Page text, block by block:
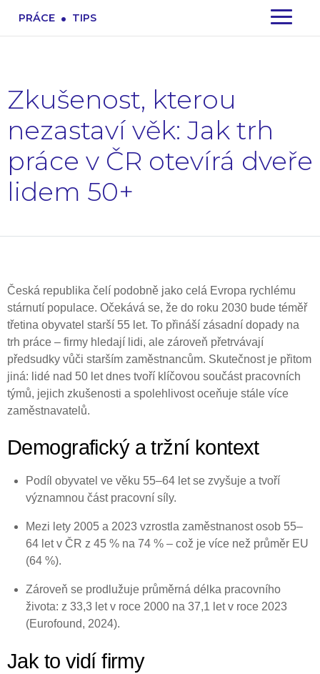
PRÁCE . TIPS
Zkušenost, kterou
nezastaví věk: Jak trh
práce v ČR otevírá dveře
lidem 50+
Česká republika čelí podobně jako celá Evropa rychlému
stárnutí populace. Očekává se, že do roku 2030 bude téměř
třetina obyvatel starší 55 let. To přináší zásadní dopady na
trh práce – firmy hledají lidi, ale zároveň přetrvávají
předsudky vůči starším zaměstnancům. Skutečnost je přitom
jiná: lidé nad 50 let dnes tvoří klíčovou součást pracovních
týmů, jejich zkušenosti a spolehlivost oceňuje stále více
zaměstnavatelů.
Demografický a tržní kontext
Podíl obyvatel ve věku 55–64 let se zvyšuje a tvoří
významnou část pracovní síly.
Mezi lety 2005 a 2023 vzrostla zaměstnanost osob 55–
64 let v ČR z 45 % na 74 % – což je více než průměr EU
(64 %).
Zároveň se prodlužuje průměrná délka pracovního
života: z 33,3 let v roce 2000 na 37,1 let v roce 2023
(Eurofound, 2024).
Jak to vidí firmy